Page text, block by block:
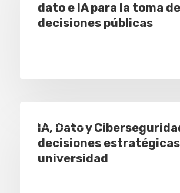
dato e IA para la toma de
decisiones públicas
Eventos
IA, Dato y
decisiones
universidad